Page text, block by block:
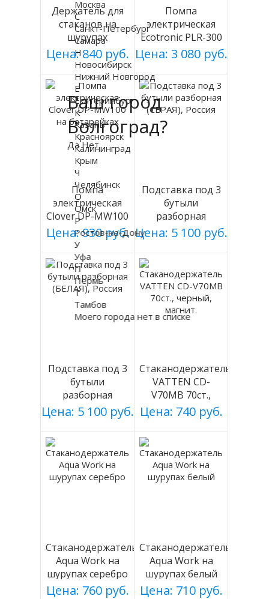
Держатель для
стаканов на
шурупах
СЕРЕБРИСТЫЙ
мод 003
Цена: 840 руб.
Помпа
электрическая
Ecotronic PLR-300
white
Цена: 3 080 руб.
Помпа
электрическая
Clover DP-MW100
на батарейках
Цена: 930 руб.
Подставка под 3
бутыли
разборная
(СЕРАЯ), Россия
Цена: 5 100 руб.
Подставка под 3
бутыли
разборная
(БЕЛАЯ), Россия
Цена: 5 100 руб.
Стаканодержатель
VATTEN CD-
V70MB 70ст.,
черный, магнит.
Цена: 740 руб.
Стаканодержатель
Aqua Work на
шурупах серебро
Цена: 760 руб.
Стаканодержатель
Aqua Work на
шурупах белый
Цена: 710 руб.
Ваш город
Волгоград?
Да Нет
Москва
С
Санкт-Петербург
Самара
Н
Новосибирск
Нижний Новгород
Е
Екатеринбург
К
Казань
Красноярск
Калининград
Крым
Ч
Челябинск
О
Омск
Р
Ростов-на-Дону
У
Уфа
П
Пермь
Т
Тамбов
Моего города нет в списке